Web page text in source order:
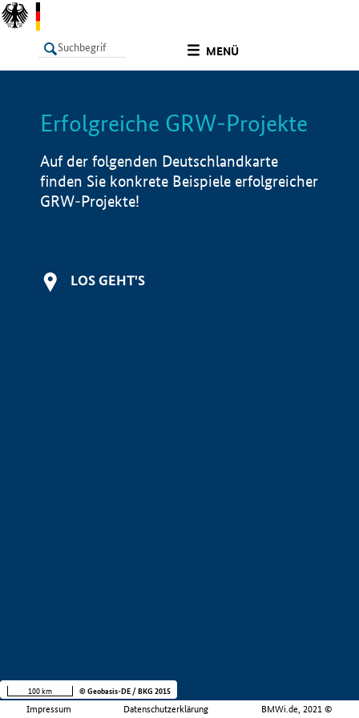
MENÜ
LISTE Info
Erfolgreiche GRW-Projekte
Auf der folgenden Deutschlandkarte
finden Sie konkrete Beispiele erfolgreicher
GRW-Projekte!
LOS GEHT'S
Impressum Datenschutzerklärung BMWi.de, 2021 ©
100 km © Geobasis-DE / BKG 2015